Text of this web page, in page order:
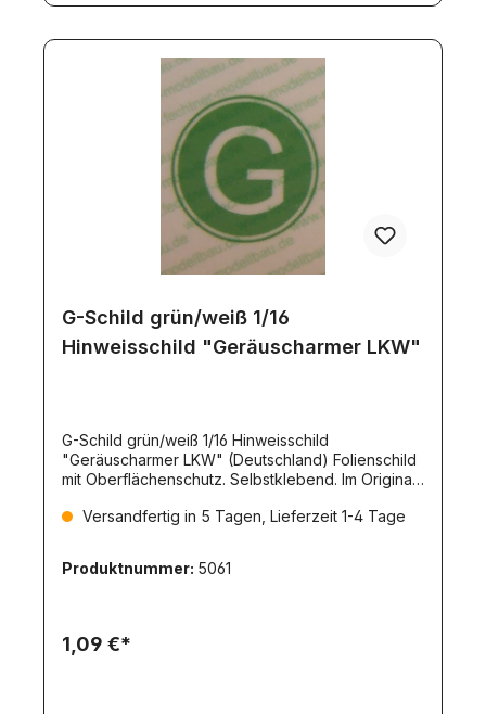
G-Schild grün/weiß 1/16
Hinweisschild "Geräuscharmer LKW"
G-Schild grün/weiß 1/16 Hinweisschild
"Geräuscharmer LKW" (Deutschland) Folienschild
mit Oberflächenschutz. Selbstklebend. Im Original
Versandfertig in 5 Tagen, Lieferzeit 1-4 Tage
Produktnummer: 5061
1,09 €*